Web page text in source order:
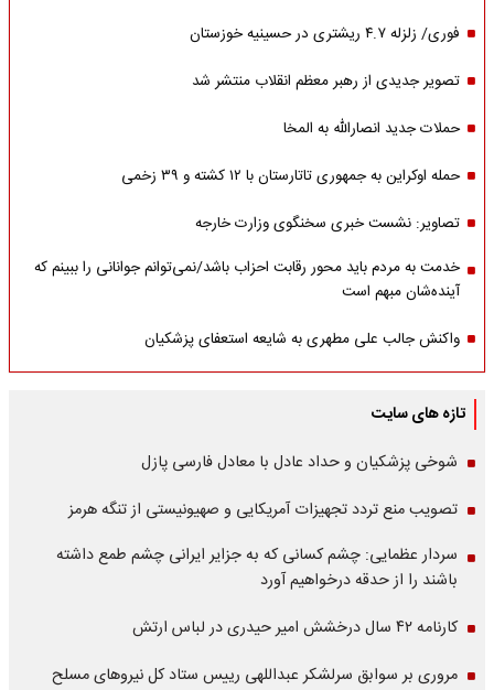
فوری/ زلزله ۴.۷ ریشتری در حسینیه خوزستان
تصویر جدیدی از رهبر معظم انقلاب منتشر شد
حملات جدید انصارالله به المخا
حمله اوکراین به جمهوری تاتارستان با ۱۲ کشته و ۳۹ زخمی
تصاویر: نشست خبری سخنگوی وزارت خارجه
خدمت به مردم باید محور رقابت احزاب باشد/نمی‌توانم جوانانی را ببینم که
آینده‌شان مبهم است
واکنش جالب علی مطهری به شایعه استعفای پزشکیان
تازه های سایت
شوخی پزشکیان و حداد عادل با معادل فارسی پازل
تصویب منع تردد تجهیزات آمریکایی و صهیونیستی از تنگه هرمز
سردار عظمایی: چشم کسانی که به جزایر ایرانی چشم طمع داشته
باشند را از حدقه درخواهیم آورد
کارنامه ۴۲ سال درخشش امیر حیدری در لباس ارتش
مروری بر سوابق سرلشکر عبداللهی رییس ستاد کل نیروهای مسلح